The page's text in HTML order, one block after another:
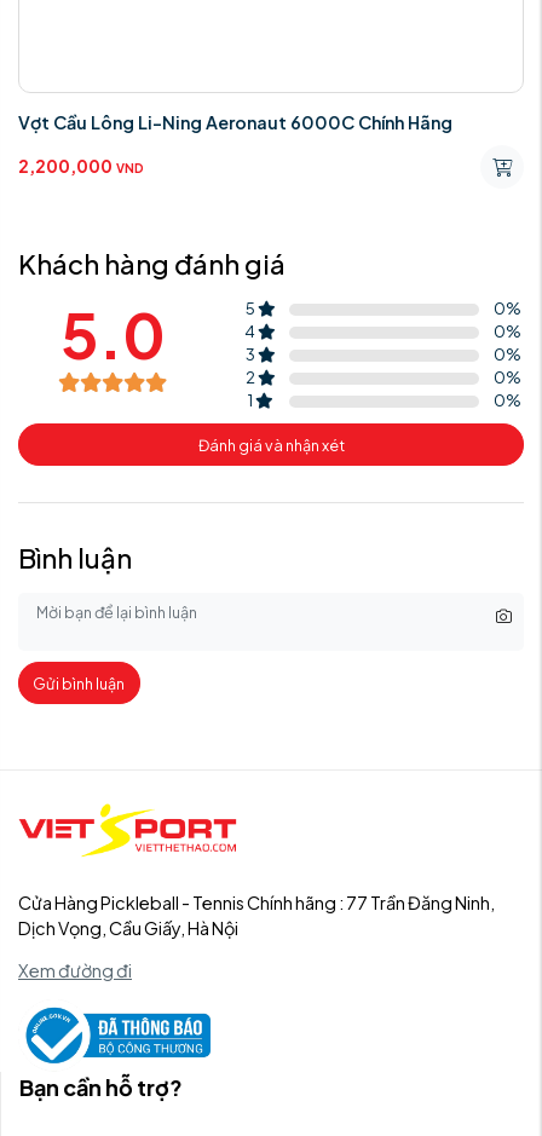
Vợt Cầu Lông Li-Ning Aeronaut 6000C Chính Hãng
2,200,000 VND
Khách hàng đánh giá
5.0 5 0%
4
0%
3
0%
2
0%
1
0%
Đánh giá và nhận xét
Bình luận
Gửi bình luận
Cửa Hàng Pickleball - Tennis Chính hãng : 77 Trần Đăng Ninh,
Dịch Vọng, Cầu Giấy, Hà Nội
Xem đường đi
Bạn cần hỗ trợ?